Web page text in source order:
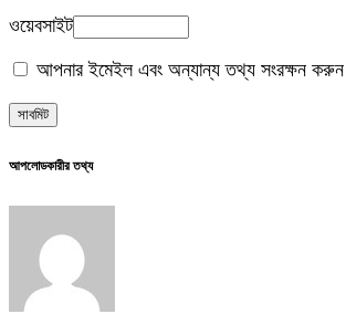
ওয়েবসাইট
আপনার ইমেইল এবং অন্যান্য তথ্য সংরক্ষন করুন
আপলোডকারীর তথ্য